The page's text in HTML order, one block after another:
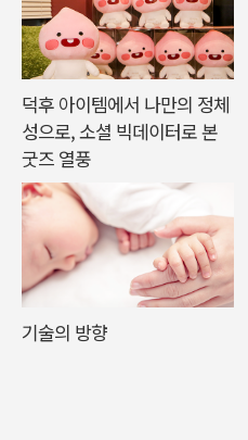
덕후 아이템에서 나만의 정체
성으로, 소셜 빅데이터로 본
굿즈 열풍
기술의 방향